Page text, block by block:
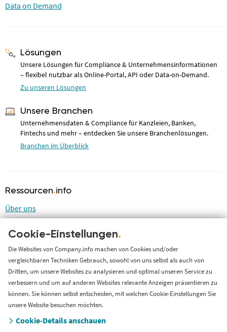
Data on Demand
Lösungen
Unsere Lösungen für Compliance & Unternehmensinformationen
– flexibel nutzbar als Online-Portal, API oder Data-on-Demand.
Zu unseren Lösungen
Unsere Branchen
Unternehmensdaten & Compliance für Kanzleien, Banken,
Fintechs und mehr – entdecken Sie unsere Branchenlösungen.
Branchen im Überblick
Ressourcen.info
Über uns
LinkedIn
LinkedIn Newsletter
Cases
Support
Länderversion
Company.info Nederland
Cookie-Einstellungen.
Die Websites von Company.info machen von Cookies und/oder
vergleichbaren Techniken Gebrauch, sowohl von uns selbst als auch von
Dritten, um unsere Websites zu analysieren und optimal unseren Service zu
verbessern und um auf anderen Websites relevante Anzeigen präsentieren zu
können. Sie können selbst entscheiden, mit welchen Cookie-Einstellungen Sie
unsere Website besuchen möchten.
Cookie-Details anschauen